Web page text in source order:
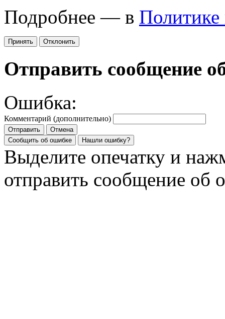
Подробнее — в Политике
Принять Отклонить
Отправить сообщение
Ошибка:
Комментарий (дополнительно)
Отправить
Отмена
Сообщить об ошибке
Нашли ошибку?
Выделите опечатку и
отправить сообщение об